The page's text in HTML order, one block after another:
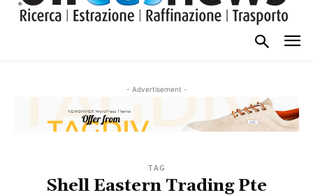
- Advertisement -
TAG
Shell Eastern Trading Pte